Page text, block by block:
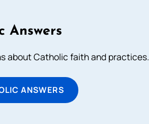
Answers
about Catholic faith and practices.
ANSWERS